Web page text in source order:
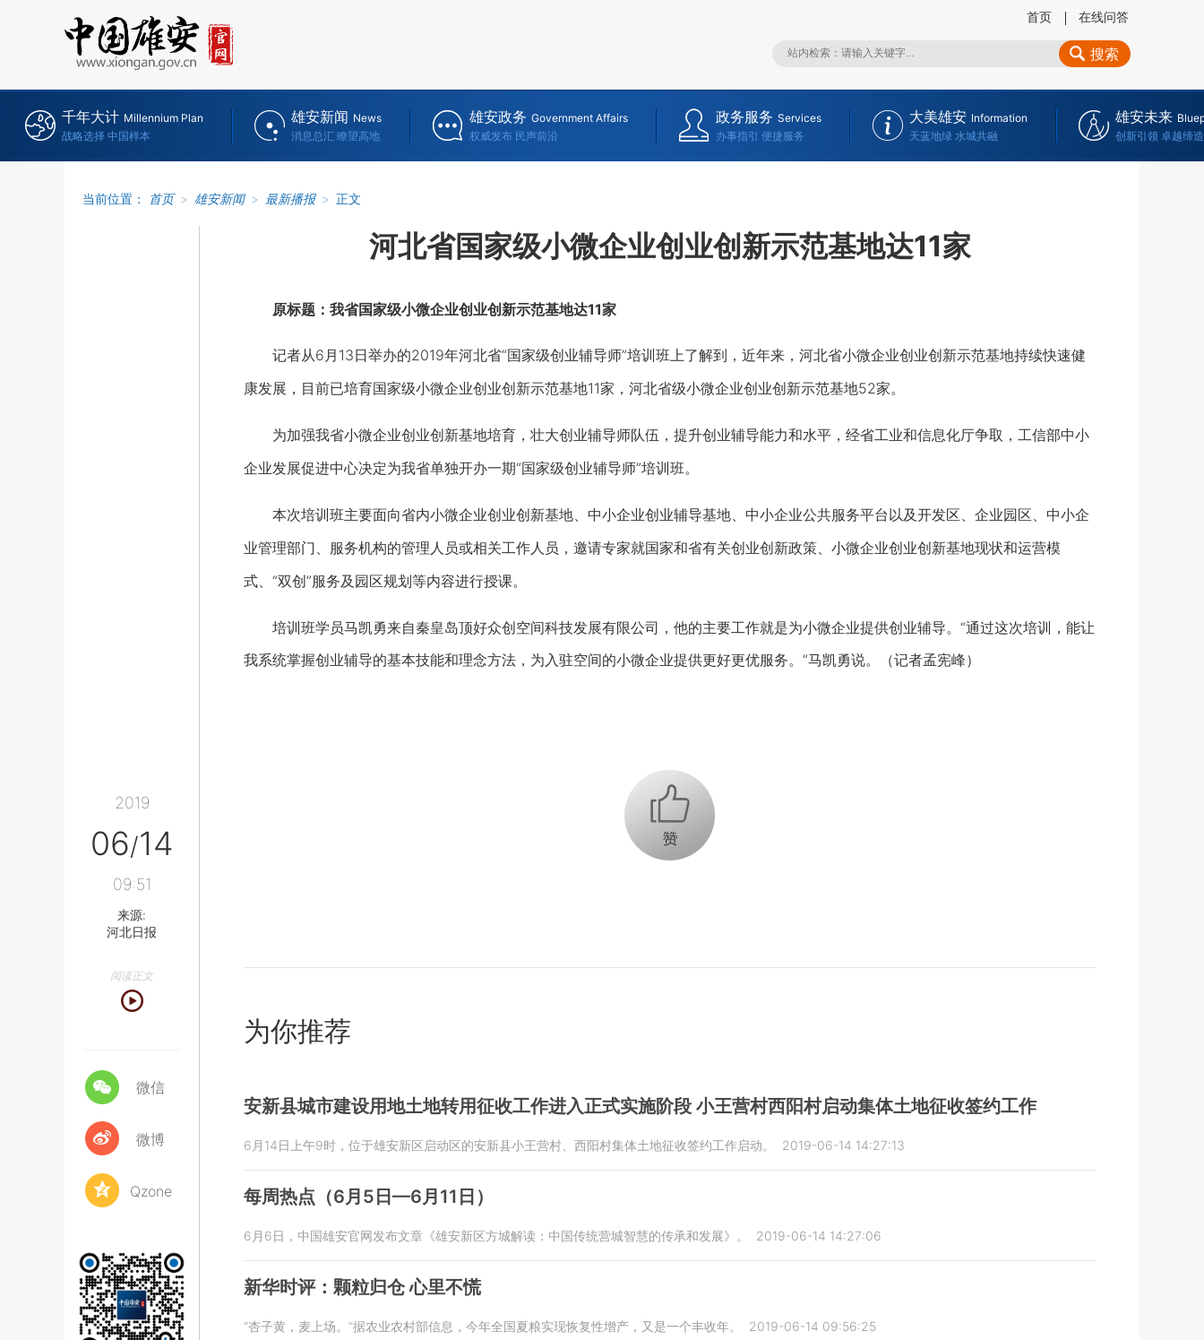
首页 在线问答
搜索
千年大计 Millennium Plan
战略选择 中国样本
雄安新闻 News
消息总汇 瞭望高地
雄安政务 Government Affairs
权威发布 民声前沿
政务服务 Services
办事指引 便捷服务
大美雄安 Information
天蓝地绿 水城共融
雄安未来
创新引领 卓越缔造
当前位置： 首页 > 雄安新闻 > 最新播报 > 正文
2019
06/14
09:51
来源:
河北日报
阅读正文
微信
微博
Qzone
河北省国家级小微企业创业创新示范基地达11家
原标题：我省国家级小微企业创业创新示范基地达11家
记者从6月13日举办的2019年河北省“国家级创业辅导师”培训班上了解到，近年来，河北省小微企业创业创新示范基地持续快速健
康发展，目前已培育国家级小微企业创业创新示范基地11家，河北省级小微企业创业创新示范基地52家。
为加强我省小微企业创业创新基地培育，壮大创业辅导师队伍，提升创业辅导能力和水平，经省工业和信息化厅争取，工信部中小
企业发展促进中心决定为我省单独开办一期“国家级创业辅导师”培训班。
本次培训班主要面向省内小微企业创业创新基地、中小企业创业辅导基地、中小企业公共服务平台以及开发区、企业园区、中小企
业管理部门、服务机构的管理人员或相关工作人员，邀请专家就国家和省有关创业创新政策、小微企业创业创新基地现状和运营模
式、“双创”服务及园区规划等内容进行授课。
培训班学员马凯勇来自秦皇岛顶好众创空间科技发展有限公司，他的主要工作就是为小微企业提供创业辅导。“通过这次培训，能让
我系统掌握创业辅导的基本技能和理念方法，为入驻空间的小微企业提供更好更优服务。”马凯勇说。（记者孟宪峰）
+1
为你推荐
安新县城市建设用地土地转用征收工作进入正式实施阶段 小王营村西阳村启动集体土地征收签约工作
6月14日上午9时，位于雄安新区启动区的安新县小王营村、西阳村集体土地征收签约工作启动。 2019-06-14 14:27:13
每周热点（6月5日—6月11日）
6月6日，中国雄安官网发布文章《雄安新区方城解读：中国传统营城智慧的传承和发展》。 2019-06-14 14:27:06
新华时评：颗粒归仓 心里不慌
“杏子黄，麦上场。”据农业农村部信息，今年全国夏粮实现恢复性增产，又是一个丰收年。 2019-06-14 09:56:25